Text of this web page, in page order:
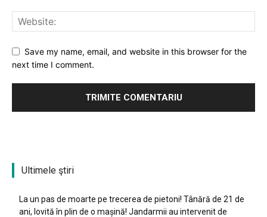
Save my name, email, and website in this browser for the
next time I comment.
Ultimele ştiri
La un pas de moarte pe trecerea de pietoni! Tânără de 21 de
ani, lovită în plin de o mașină! Jandarmii au intervenit de